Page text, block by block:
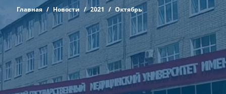
Главная Новости 2021 Октябрь